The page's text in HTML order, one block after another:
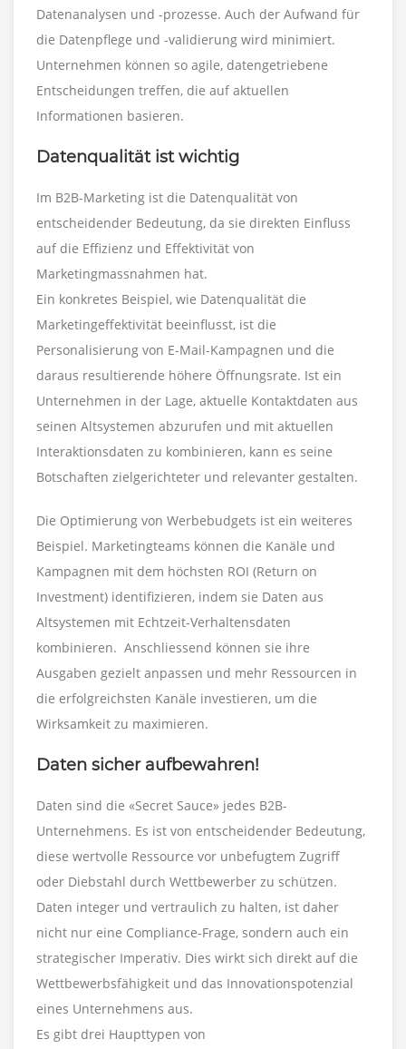
Datenanalysen und -prozesse. Auch der Aufwand für
die Datenpflege und -validierung wird minimiert.
Unternehmen können so agile, datengetriebene
Entscheidungen treffen, die auf aktuellen
Informationen basieren.
Datenqualität ist wichtig
Im B2B-Marketing ist die Datenqualität von
entscheidender Bedeutung, da sie direkten Einfluss
auf die Effizienz und Effektivität von
Marketingmassnahmen hat.
Ein konkretes Beispiel, wie Datenqualität die
Marketingeffektivität beeinflusst, ist die
Personalisierung von E-Mail-Kampagnen und die
daraus resultierende höhere Öffnungsrate. Ist ein
Unternehmen in der Lage, aktuelle Kontaktdaten aus
seinen Altsystemen abzurufen und mit aktuellen
Interaktionsdaten zu kombinieren, kann es seine
Botschaften zielgerichteter und relevanter gestalten.
Die Optimierung von Werbebudgets ist ein weiteres
Beispiel. Marketingteams können die Kanäle und
Kampagnen mit dem höchsten ROI (Return on
Investment) identifizieren, indem sie Daten aus
Altsystemen mit Echtzeit-Verhaltensdaten
kombinieren. Anschliessend können sie ihre
Ausgaben gezielt anpassen und mehr Ressourcen in
die erfolgreichsten Kanäle investieren, um die
Wirksamkeit zu maximieren.
Daten sicher aufbewahren!
Daten sind die «Secret Sauce» jedes B2B-
Unternehmens. Es ist von entscheidender Bedeutung,
diese wertvolle Ressource vor unbefugtem Zugriff
oder Diebstahl durch Wettbewerber zu schützen.
Daten integer und vertraulich zu halten, ist daher
nicht nur eine Compliance-Frage, sondern auch ein
strategischer Imperativ. Dies wirkt sich direkt auf die
Wettbewerbsfähigkeit und das Innovationspotenzial
eines Unternehmens aus.
Es gibt drei Haupttypen von